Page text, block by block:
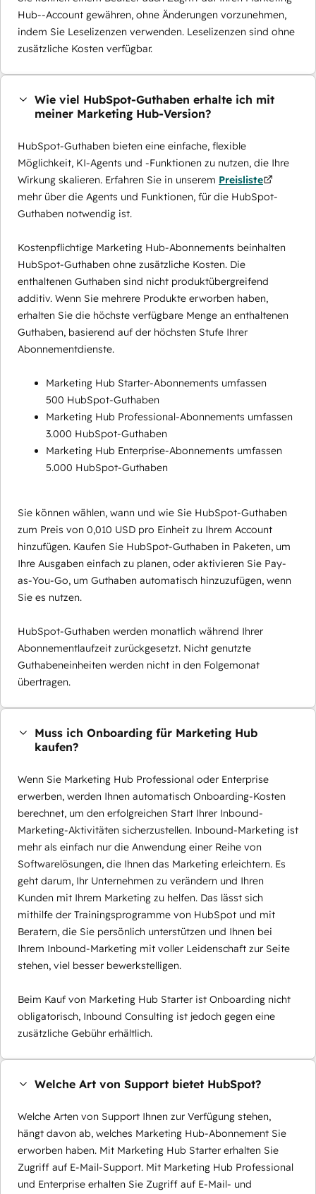
Hub--Account gewähren, ohne Änderungen vorzunehmen,
indem Sie Leselizenzen verwenden. Leselizenzen sind ohne
zusätzliche Kosten verfügbar.
Wie viel HubSpot-Guthaben erhalte ich mit
meiner Marketing Hub-Version?
HubSpot-Guthaben bieten eine einfache, flexible
Möglichkeit, KI-Agents und -Funktionen zu nutzen, die Ihre
Wirkung skalieren. Erfahren Sie in unserem Preisliste
mehr über die Agents und Funktionen, für die HubSpot-
Guthaben notwendig ist.
Kostenpflichtige Marketing Hub-Abonnements beinhalten
HubSpot-Guthaben ohne zusätzliche Kosten. Die
enthaltenen Guthaben sind nicht produktübergreifend
additiv. Wenn Sie mehrere Produkte erworben haben,
erhalten Sie die höchste verfügbare Menge an enthaltenen
Guthaben, basierend auf der höchsten Stufe Ihrer
Abonnementdienste.
Marketing Hub Starter-Abonnements umfassen
500 HubSpot-Guthaben
Marketing Hub Professional-Abonnements umfassen
3.000 HubSpot-Guthaben
Marketing Hub Enterprise-Abonnements umfassen
5.000 HubSpot-Guthaben
Sie können wählen, wann und wie Sie HubSpot-Guthaben
zum Preis von 0,010 USD pro Einheit zu Ihrem Account
hinzufügen. Kaufen Sie HubSpot-Guthaben in Paketen, um
Ihre Ausgaben einfach zu planen, oder aktivieren Sie Pay-
as-You-Go, um Guthaben automatisch hinzuzufügen, wenn
Sie es nutzen.
HubSpot-Guthaben werden monatlich während Ihrer
Abonnementlaufzeit zurückgesetzt. Nicht genutzte
Guthabeneinheiten werden nicht in den Folgemonat
übertragen.
Muss ich Onboarding für Marketing Hub
kaufen?
Wenn Sie Marketing Hub Professional oder Enterprise
erwerben, werden Ihnen automatisch Onboarding-Kosten
berechnet, um den erfolgreichen Start Ihrer Inbound-
Marketing-Aktivitäten sicherzustellen. Inbound-Marketing ist
mehr als einfach nur die Anwendung einer Reihe von
Softwarelösungen, die Ihnen das Marketing erleichtern. Es
geht darum, Ihr Unternehmen zu verändern und Ihren
Kunden mit Ihrem Marketing zu helfen. Das lässt sich
mithilfe der Trainingsprogramme von HubSpot und mit
Beratern, die Sie persönlich unterstützen und Ihnen bei
Ihrem Inbound-Marketing mit voller Leidenschaft zur Seite
stehen, viel besser bewerkstelligen.
Beim Kauf von Marketing Hub Starter ist Onboarding nicht
obligatorisch, Inbound Consulting ist jedoch gegen eine
zusätzliche Gebühr erhältlich.
Welche Art von Support bietet HubSpot?
Welche Arten von Support Ihnen zur Verfügung stehen,
hängt davon ab, welches Marketing Hub-Abonnement Sie
erworben haben. Mit Marketing Hub Starter erhalten Sie
Zugriff auf E-Mail-Support. Mit Marketing Hub Professional
und Enterprise erhalten Sie Zugriff auf E-Mail- und